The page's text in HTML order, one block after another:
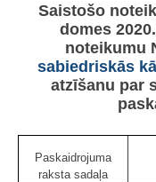
Saistošo
domes
noteikumu
sabiedriskās
atzīšanu par
Paskaidrojuma
raksta sadaļa